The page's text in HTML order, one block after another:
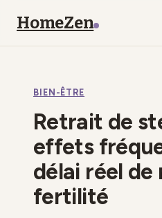
HomeZen
Maison
Mode
Déco
BIEN-ÊTRE
Retrait de
effets
délai réel de
fertilité